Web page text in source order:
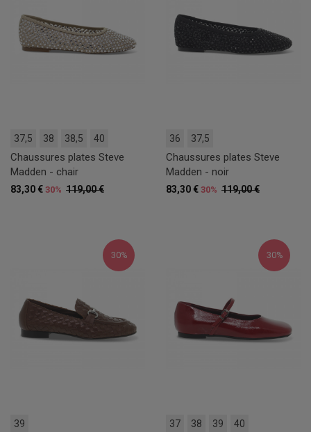
37,5 38 38,5 40
Chaussures plates Steve
Madden - chair
119,00 €
83,30 € 30%
36 37,5
Chaussures plates Steve
Madden - noir
119,00 €
83,30 € 30%
30%
39
30%
37 38 39 40